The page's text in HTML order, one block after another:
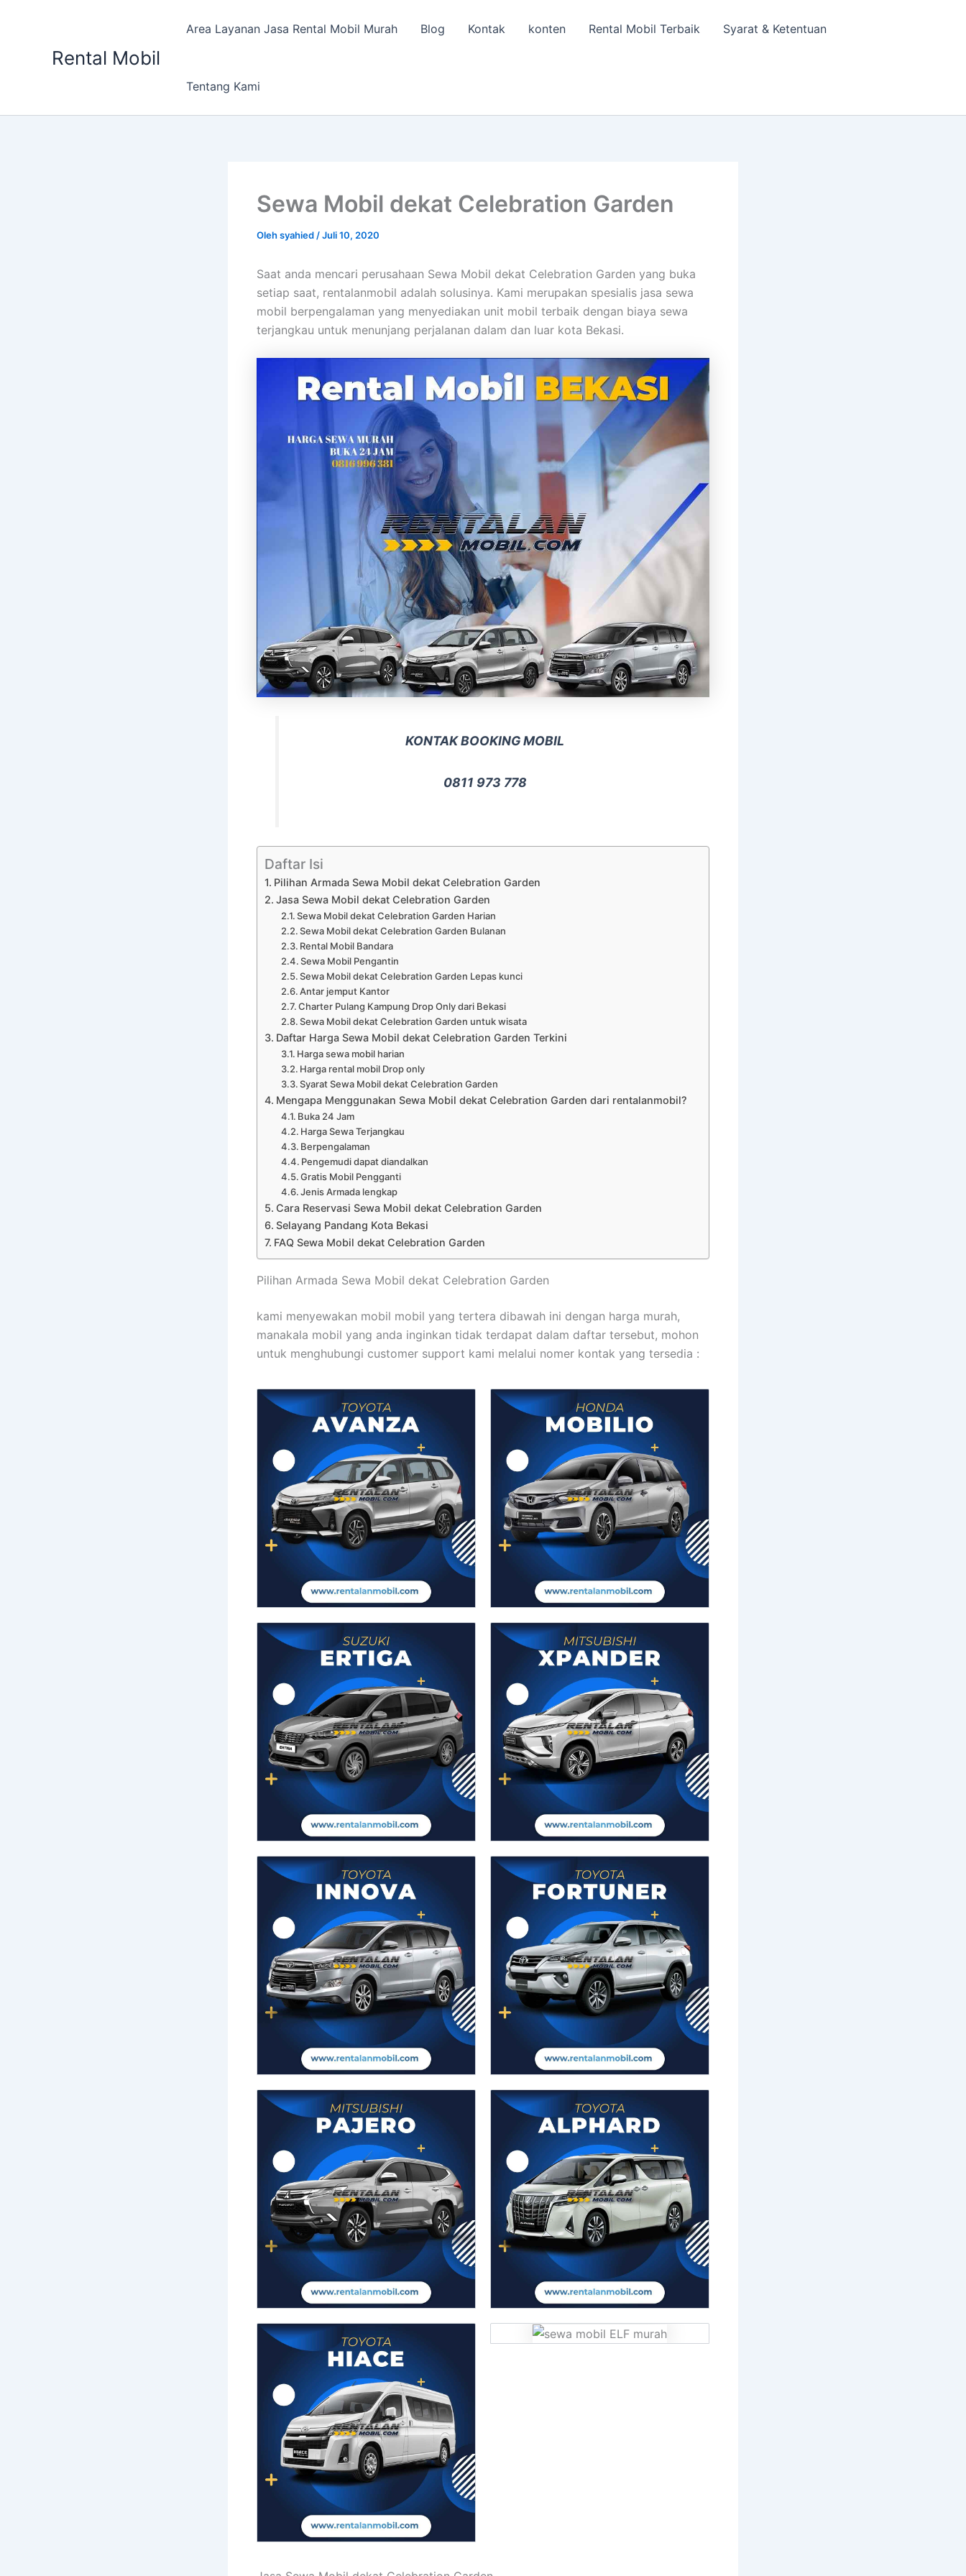
Rental Mobil
Area Layanan Jasa Rental Mobil Murah Blog Kontak konten Rental Mobil Terbaik Syarat & Ketentuan
Tentang Kami
Sewa Mobil dekat Celebration Garden
Olehsyahied /Juli 10, 2020
Saat anda mencari perusahaan Sewa Mobil dekat Celebration Garden yang buka
setiap saat, rentalanmobil adalah solusinya. Kami merupakan spesialis jasa sewa
mobil berpengalaman yang menyediakan unit mobil terbaik dengan biaya sewa
terjangkau untuk menunjang perjalanan dalam dan luar kota Bekasi.
KONTAK BOOKING MOBIL
0811 973 778
Daftar Isi
Pilihan Armada Sewa Mobil dekat Celebration Garden
Jasa Sewa Mobil dekat Celebration Garden
Sewa Mobil dekat Celebration Garden Harian
Sewa Mobil dekat Celebration Garden Bulanan
Rental Mobil Bandara
Sewa Mobil Pengantin
Sewa Mobil dekat Celebration Garden Lepas kunci
Antar jemput Kantor
Charter Pulang Kampung Drop Only dari Bekasi
Sewa Mobil dekat Celebration Garden untuk wisata
Daftar Harga Sewa Mobil dekat Celebration Garden Terkini
Harga sewa mobil harian
Harga rental mobil Drop only
Syarat Sewa Mobil dekat Celebration Garden
Mengapa Menggunakan Sewa Mobil dekat Celebration Garden dari rentalanmobil?
Buka 24 Jam
Harga Sewa Terjangkau
Berpengalaman
Pengemudi dapat diandalkan
Gratis Mobil Pengganti
Jenis Armada lengkap
Cara Reservasi Sewa Mobil dekat Celebration Garden
Selayang Pandang Kota Bekasi
FAQ Sewa Mobil dekat Celebration Garden
Pilihan Armada Sewa Mobil dekat Celebration Garden
kami menyewakan mobil mobil yang tertera dibawah ini dengan harga murah,
manakala mobil yang anda inginkan tidak terdapat dalam daftar tersebut, mohon
untuk menghubungi customer support kami melalui nomer kontak yang tersedia :